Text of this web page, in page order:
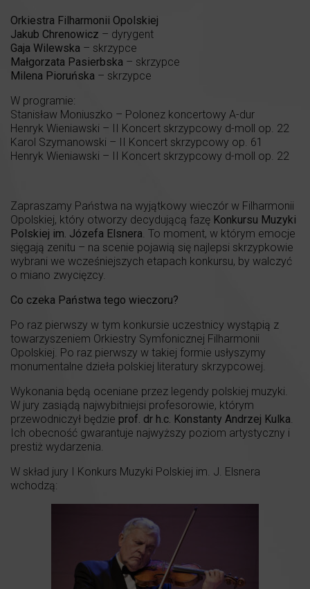
Orkiestra Filharmonii Opolskiej
Jakub Chrenowicz – dyrygent
Gaja Wilewska – skrzypce
Małgorzata Pasierbska – skrzypce
Milena Pioruńska – skrzypce
W programie:
Stanisław Moniuszko – Polonez koncertowy A-dur
Henryk Wieniawski – II Koncert skrzypcowy d-moll op. 22
Karol Szymanowski – II Koncert skrzypcowy op. 61
Henryk Wieniawski – II Koncert skrzypcowy d-moll op. 22
Zapraszamy Państwa na wyjątkowy wieczór w Filharmonii
Opolskiej, który otworzy decydującą fazę Konkursu Muzyki
Polskiej im. Józefa Elsnera. To moment, w którym emocje
sięgają zenitu – na scenie pojawią się najlepsi skrzypkowie
wybrani we wcześniejszych etapach konkursu, by walczyć
o miano zwycięzcy.
Co czeka Państwa tego wieczoru?
Po raz pierwszy w tym konkursie uczestnicy wystąpią z
towarzyszeniem Orkiestry Symfonicznej Filharmonii
Opolskiej. Po raz pierwszy w takiej formie usłyszymy
monumentalne dzieła polskiej literatury skrzypcowej.
Wykonania będą oceniane przez legendy polskiej muzyki.
W jury zasiądą najwybitniejsi profesorowie, którym
przewodniczył będzie prof. dr h.c. Konstanty Andrzej Kulka.
Ich obecność gwarantuje najwyższy poziom artystyczny i
prestiż wydarzenia.
W skład jury I Konkurs Muzyki Polskiej im. J. Elsnera
wchodzą: